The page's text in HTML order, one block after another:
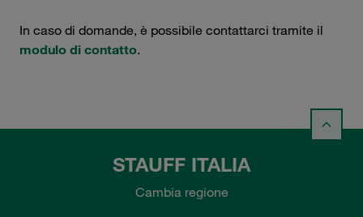
In caso di domande, è possibile contattarci tramite il
modulo di contatto.
STAUFF ITALIA
Cambia regione